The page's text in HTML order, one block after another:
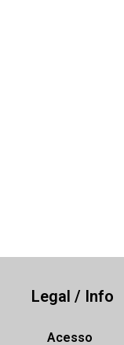
Legal / Info
Acesso